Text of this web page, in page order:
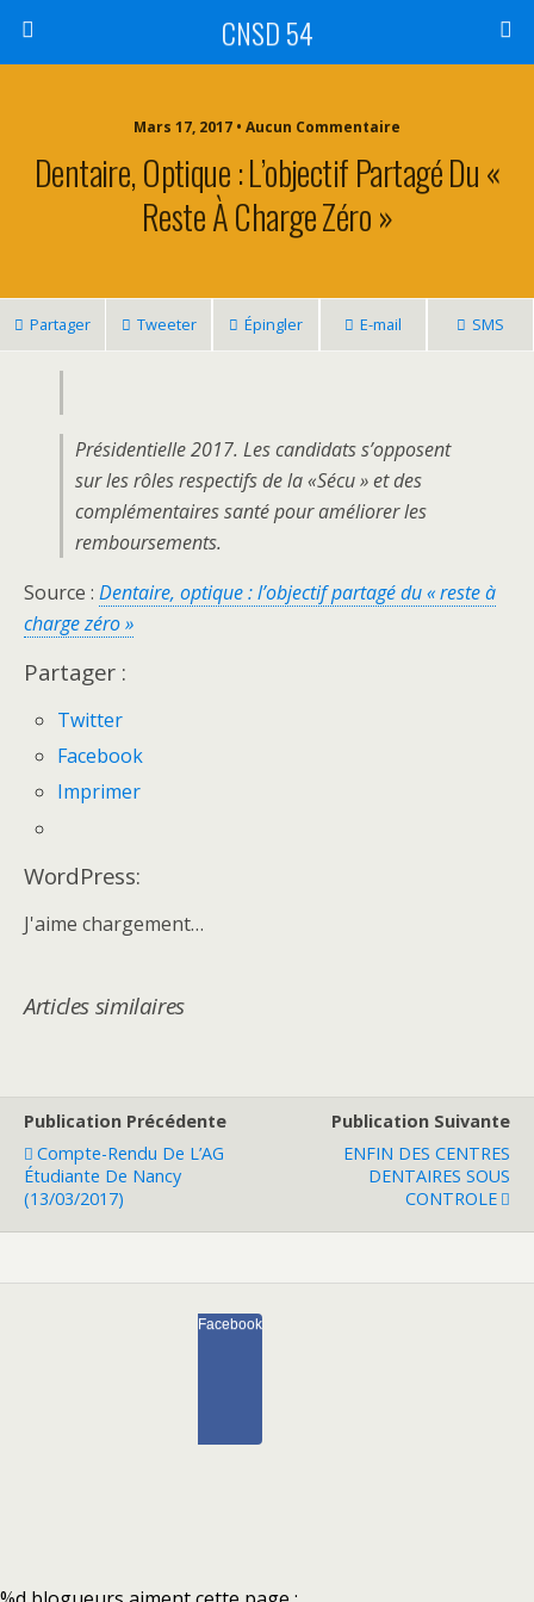
CNSD 54
Mars 17, 2017 • Aucun Commentaire
Dentaire, Optique : L’objectif Partagé Du «
Reste À Charge Zéro »
Partager Tweeter Épingler E-mail SMS
Présidentielle 2017. Les candidats s’opposent
sur les rôles respectifs de la « Sécu » et des
complémentaires santé pour améliorer les
remboursements.
Source : Dentaire, optique : l’objectif partagé du « reste à
charge zéro »
Partager :
Twitter
Facebook
Imprimer
WordPress:
J'aime chargement…
Articles similaires
Publication Précédente
Compte-Rendu De L’AG
Étudiante De Nancy
(13/03/2017)
Publication Suivante
ENFIN DES CENTRES
DENTAIRES SOUS
CONTROLE
Facebook